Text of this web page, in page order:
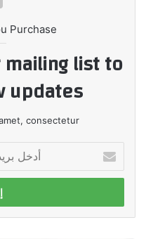
Purchase
list to
consectetur.
بريدك
الإلكتروني